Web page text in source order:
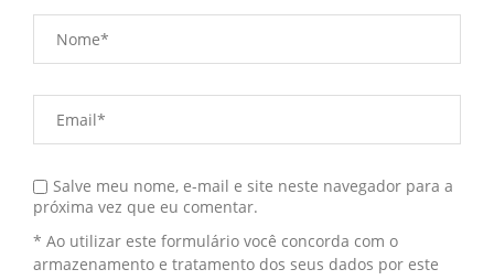
Salve meu nome, e-mail e site neste navegador para a
próxima vez que eu comentar.
* Ao utilizar este formulário você concorda com o
armazenamento e tratamento dos seus dados por este